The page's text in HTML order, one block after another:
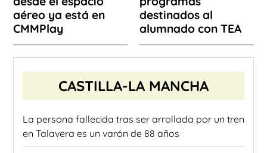
aéreo ya está en
CMMPlay
destinados al
alumnado con TEA
CASTILLA-LA MANCHA
La persona fallecida tras ser arrollada por un tren
en Talavera es un varón de 88 años